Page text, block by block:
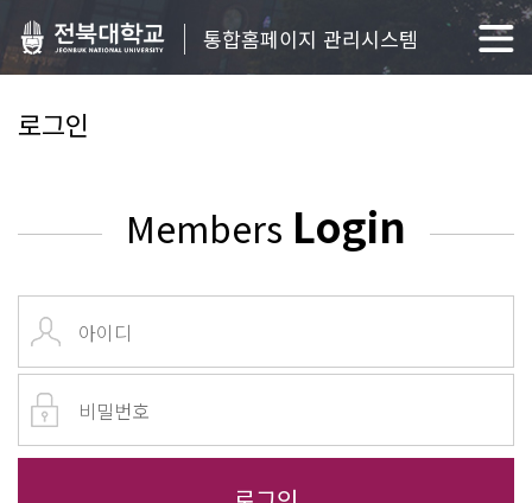
통합홈페이지 관리시스템
로그인
Members Login